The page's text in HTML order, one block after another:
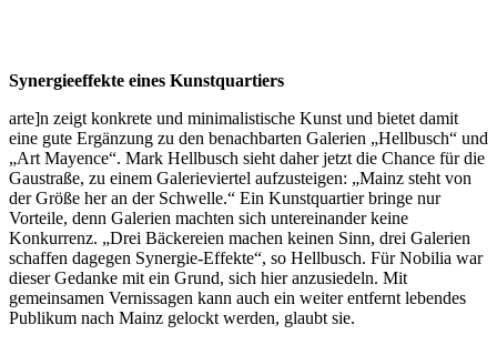
Synergieeffekte eines Kunstquartiers
arte]n zeigt konkrete und minimalistische Kunst und bietet damit
eine gute Ergänzung zu den benachbarten Galerien „Hellbusch“ und
„Art Mayence“. Mark Hellbusch sieht daher jetzt die Chance für die
Gaustraße, zu einem Galerieviertel aufzusteigen: „Mainz steht von
der Größe her an der Schwelle.“ Ein Kunstquartier bringe nur
Vorteile, denn Galerien machten sich untereinander keine
Konkurrenz. „Drei Bäckereien machen keinen Sinn, drei Galerien
schaffen dagegen Synergie-Effekte“, so Hellbusch. Für Nobilia war
dieser Gedanke mit ein Grund, sich hier anzusiedeln. Mit
gemeinsamen Vernissagen kann auch ein weiter entfernt lebendes
Publikum nach Mainz gelockt werden, glaubt sie.